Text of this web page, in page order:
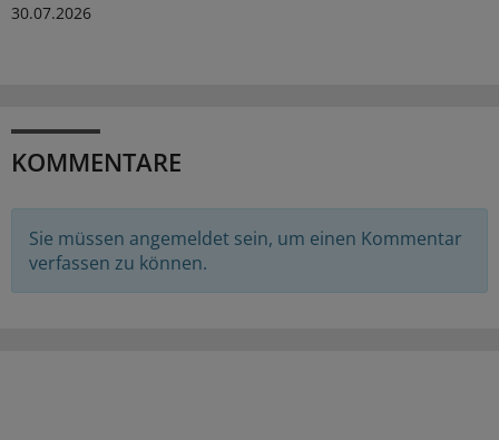
30.07.2026
KOMMENTARE
Sie müssen angemeldet sein, um einen Kommentar
verfassen zu können.